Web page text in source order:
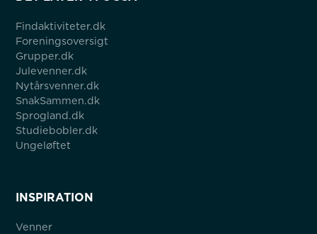
Findaktiviteter.dk
Foreningsoversigt
Grupper.dk
Julevenner.dk
Nytårsvenner.dk
SnakSammen.dk
Sprogland.dk
Studiebobler.dk
Ungeløftet
INSPIRATION
Venner